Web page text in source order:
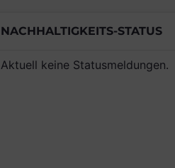
NACHHALTIGKEITS-STATUS
Aktuell keine Statusmeldungen.